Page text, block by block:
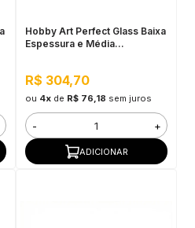
Hobby Art Perfect Glass Baixa
Espessura e Média
R$ 304,70
ou 4xde R$ 76,18 sem juros
- +
ADICIONAR